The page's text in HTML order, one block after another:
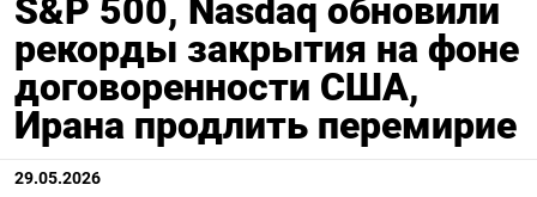
S&P 500, Nasdaq обновили
рекорды закрытия на фоне
договоренности США,
Ирана продлить перемирие
29.05.2026